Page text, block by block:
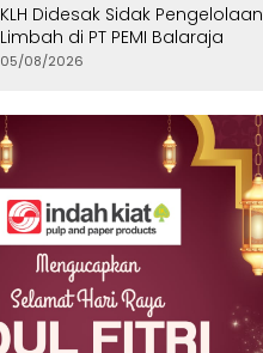
KLH Didesak Sidak Pengelolaan
Limbah di PT PEMI Balaraja
05/08/2026